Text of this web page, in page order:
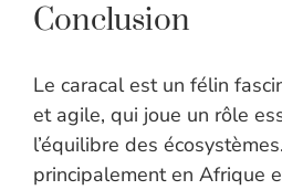
Conclusion
Le caracal est un félin
et agile, qui joue un rôle
l’équilibre des
principalement en Afrique